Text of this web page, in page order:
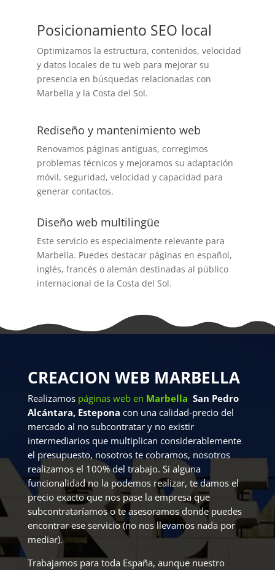
Posicionamiento SEO local
Optimizamos la estructura, contenidos, velocidad
y datos locales de tu web para mejorar su
presencia en búsquedas relacionadas con
Marbella y la Costa del Sol.
Rediseño y mantenimiento web
Renovamos páginas antiguas, corregimos
problemas técnicos y mejoramos su adaptación
móvil, seguridad, velocidad y capacidad para
generar contactos.
Diseño web multilingüe
Este servicio es especialmente relevante para
Marbella. Puedes destacar páginas en español,
inglés, francés o alemán destinadas al público
internacional de la Costa del Sol.
CREACION WEB MARBELLA
Realizamos páginas web en Marbella San Pedro
Alcántara, Estepona con una calidad-precio del
mercado al no subcontratar y no existir
intermediarios que multiplican considerablemente
el presupuesto, nosotros te cobramos, nosotros
realizamos el 100% del trabajo. Si alguna
funcionalidad no la podemos realizar, te damos el
precio exacto que nos pase la empresa que
subcontrataríamos o te asesoramos donde puedes
encontrar ese servicio (no nos llevamos nada por
mediar).
Trabajamos para toda España, aunque nuestro